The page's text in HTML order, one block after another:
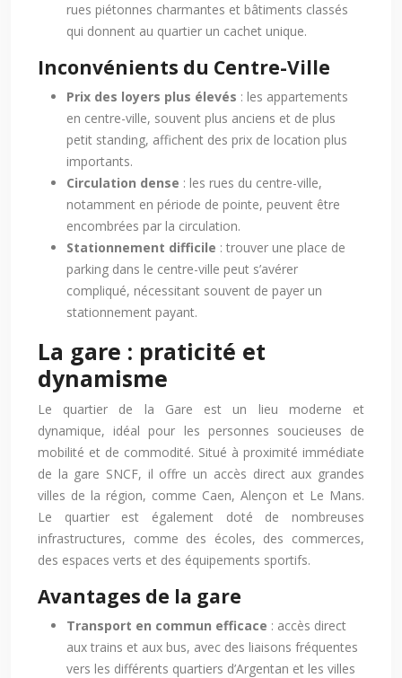
rues piétonnes charmantes et bâtiments classés
qui donnent au quartier un cachet unique.
Inconvénients du Centre-Ville
Prix des loyers plus élevés : les appartements
en centre-ville, souvent plus anciens et de plus
petit standing, affichent des prix de location plus
importants.
Circulation dense : les rues du centre-ville,
notamment en période de pointe, peuvent être
encombrées par la circulation.
Stationnement difficile : trouver une place de
parking dans le centre-ville peut s’avérer
compliqué, nécessitant souvent de payer un
stationnement payant.
La gare : praticité et
dynamisme
Le quartier de la Gare est un lieu moderne et
dynamique, idéal pour les personnes soucieuses de
mobilité et de commodité. Situé à proximité immédiate
de la gare SNCF, il offre un accès direct aux grandes
villes de la région, comme Caen, Alençon et Le Mans.
Le quartier est également doté de nombreuses
infrastructures, comme des écoles, des commerces,
des espaces verts et des équipements sportifs.
Avantages de la gare
Transport en commun efficace : accès direct
aux trains et aux bus, avec des liaisons fréquentes
vers les différents quartiers d’Argentan et les villes